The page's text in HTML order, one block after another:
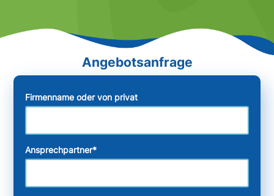
Firmenname oder von privat
Ansprechpartner*